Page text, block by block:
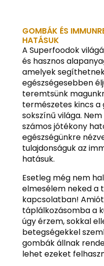
GOMBÁK ÉS
HATÁSUK
A Superfoodok
és hasznos
amelyek
egészségesebben
teremtsünk
természetes kincs
sokszínű világa.
számos jótékony
egészségünkre
tulajdonságuk az
hatásuk.
Esetleg még nem
elmesélem neked a
kapcsolatban!
táplálkozásomba a
úgy érzem, sokkal
betegségekkel
gombák állnak
lehet ezeket